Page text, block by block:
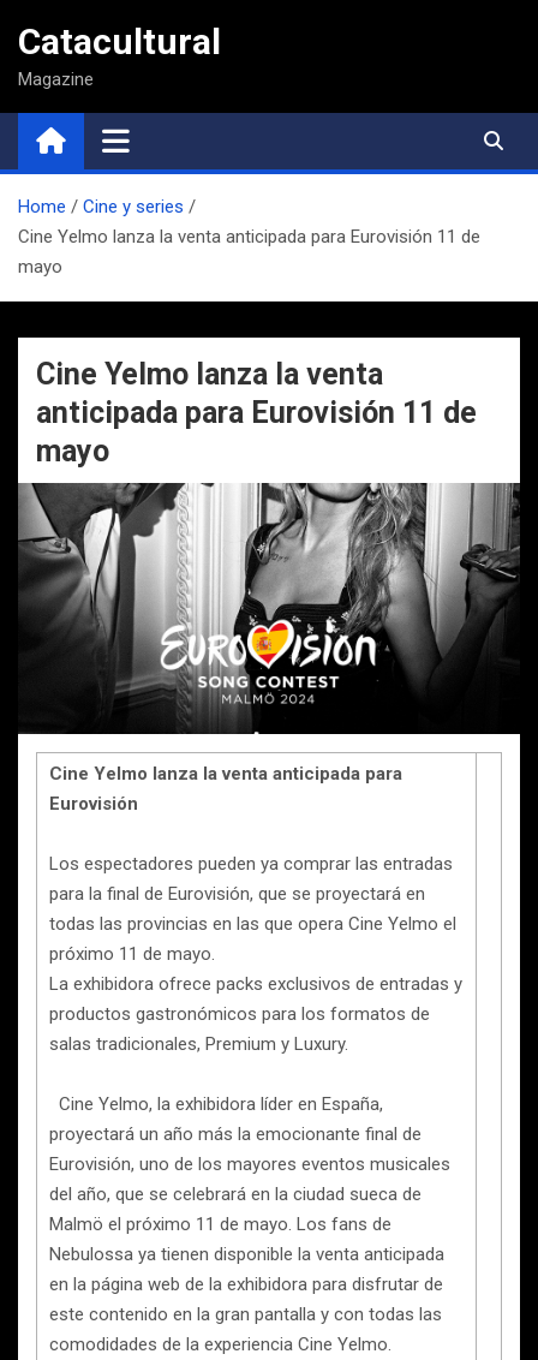
contenido
Catacultural
Magazine
Home
Cine y series
Cine Yelmo lanza la venta anticipada para Eurovisión 11 de
mayo
Cine Yelmo lanza la venta
anticipada para Eurovisión 11 de
mayo
Cine Yelmo lanza la venta anticipada para
Eurovisión
Los espectadores pueden ya comprar las entradas
para la final de Eurovisión, que se proyectará en
todas las provincias en las que opera Cine Yelmo el
próximo 11 de mayo.
La exhibidora ofrece packs exclusivos de entradas y
productos gastronómicos para los formatos de
salas tradicionales, Premium y Luxury.
Cine Yelmo, la exhibidora líder en España,
proyectará un año más la emocionante final de
Eurovisión, uno de los mayores eventos musicales
del año, que se celebrará en la ciudad sueca de
Malmö el próximo 11 de mayo. Los fans de
Nebulossa ya tienen disponible la venta anticipada
en la página web de la exhibidora para disfrutar de
este contenido en la gran pantalla y con todas las
comodidades de la experiencia Cine Yelmo.